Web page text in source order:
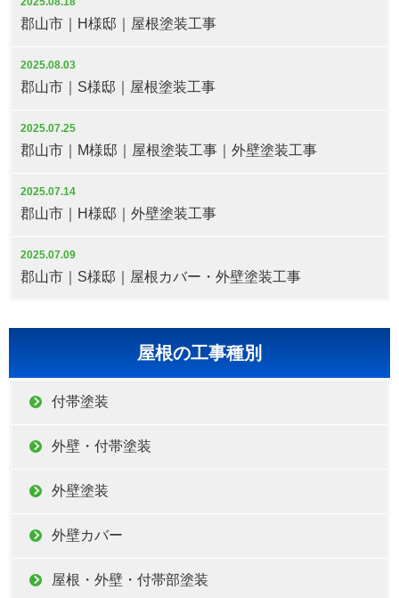
郡山市｜H様邸｜屋根塗装工事
2025.08.03
郡山市｜S様邸｜屋根塗装工事
2025.07.25
郡山市｜M様邸｜屋根塗装工事｜外壁塗装工事
2025.07.14
郡山市｜H様邸｜外壁塗装工事
2025.07.09
郡山市｜S様邸｜屋根カバー・外壁塗装工事
屋根の工事種別
付帯塗装
外壁・付帯塗装
外壁塗装
外壁カバー
屋根・外壁・付帯部塗装